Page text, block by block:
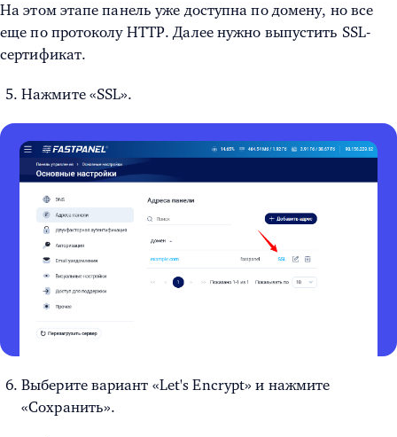
На этом этапе панель уже доступна по домену, но все
еще по протоколу HTTP. Далее нужно выпустить SSL-
сертификат.
Нажмите «SSL».
Выберите вариант «Let's Encrypt» и нажмите
«Сохранить».